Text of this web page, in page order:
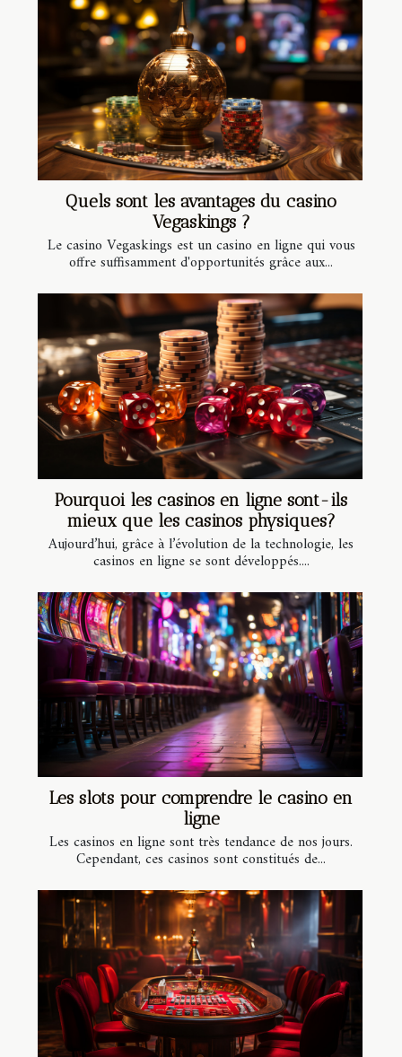
Quels sont les avantages du casino
Vegaskings ?
Le casino Vegaskings est un casino en ligne qui vous
offre suffisamment d'opportunités grâce aux...
Pourquoi les casinos en ligne sont-ils
mieux que les casinos physiques?
Aujourd’hui, grâce à l’évolution de la technologie, les
casinos en ligne se sont développés....
Les slots pour comprendre le casino en
ligne
Les casinos en ligne sont très tendance de nos jours.
Cependant, ces casinos sont constitués de...